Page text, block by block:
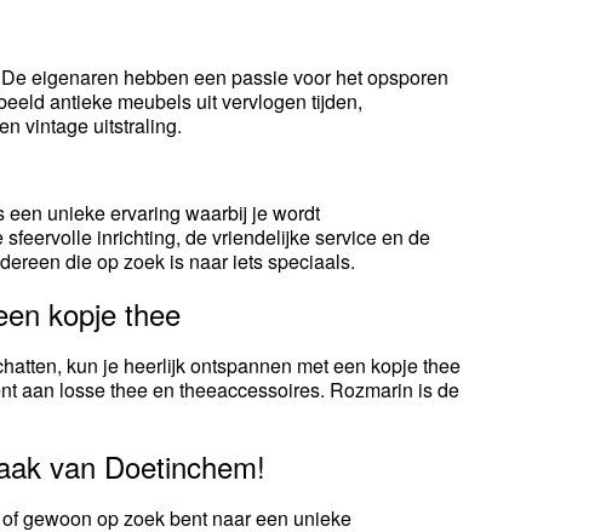
eigenaren hebben een passie voor het opsporen
antieke meubels uit vervlogen tijden,
vintage uitstraling.
unieke ervaring waarbij je wordt
inrichting, de vriendelijke service en de
die op zoek is naar iets speciaals.
kopje thee
kun je heerlijk ontspannen met een kopje thee
aan losse thee en theeaccessoires. Rozmarin is de
van Doetinchem!
gewoon op zoek bent naar een unieke